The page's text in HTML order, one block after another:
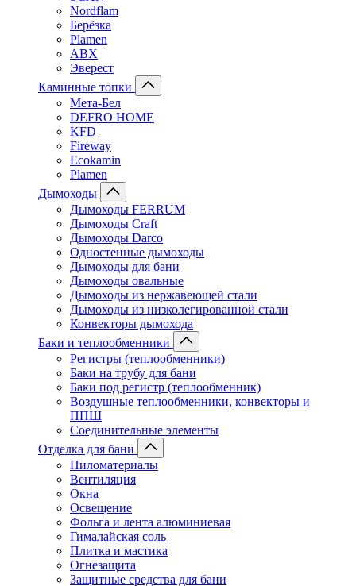
Nordflam
Берёзка
Plamen
ABX
Эверест
Каминные топки
Мета-Бел
DEFRO HOME
KFD
Fireway
Ecokamin
Plamen
Дымоходы
Дымоходы FERRUM
Дымоходы Craft
Дымоходы Darco
Одностенные дымоходы
Дымоходы для бани
Дымоходы овальные
Дымоходы из нержавеющей стали
Дымоходы из низколегированной стали
Конвекторы дымохода
Баки и теплообменники
Регистры (теплообменники)
Баки на трубу для бани
Баки под регистр (теплообменник)
Воздушные теплообменники, конвекторы и
ППШ
Соединительные элементы
Отделка для бани
Пиломатериалы
Вентиляция
Окна
Освещение
Фольга и лента алюминиевая
Гималайская соль
Плитка и мастика
Огнезащита
Защитные средства для бани